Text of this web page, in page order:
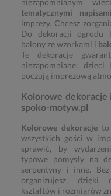
niezapomnianym
tematycznymi napisami
imprezy. Chcesz
Do dekoracji ogrodu
balony ze wzorkami i
Te dekoracje
niezapomniane:
poczują imprezową
Kolorowe
spoko-motyw.pl
Kolorowe dekoracjeto
wszystkich gości w
sprawić, by
typowe pomysły na
serpentyny i inne.
organizujesz, dzięki
kształtów i rozmiarów